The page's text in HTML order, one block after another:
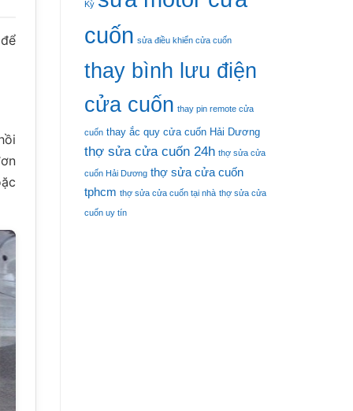
Kỳ
cuốn sửa điều khiển cửa cuốn
thay bình lưu điện
cửa cuốn thay pin remote cửa
cuốn thay ắc quy cửa cuốn Hải Dương
thợ sửa cửa cuốn 24h thợ sửa cửa
cuốn Hải Dương thợ sửa cửa cuốn
tphcm thợ sửa cửa cuốn tại nhà thợ sửa cửa
cuốn uy tín